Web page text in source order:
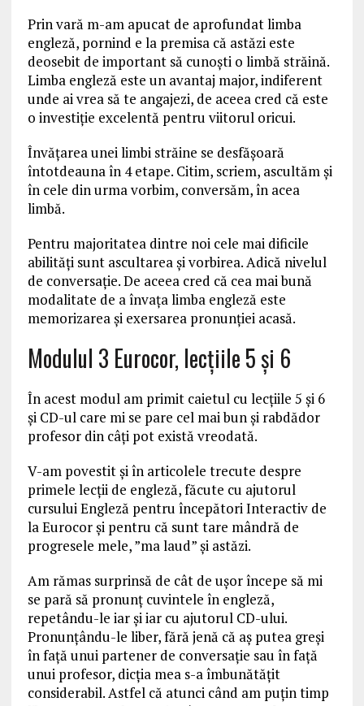
Prin vară m-am apucat de aprofundat limba
engleză, pornind e la premisa că astăzi este
deosebit de important să cunoşti o limbă străină.
Limba engleză este un avantaj major, indiferent
unde ai vrea să te angajezi, de aceea cred că este
o investiţie excelentă pentru viitorul oricui.
Învăţarea unei limbi străine se desfăşoară
întotdeauna în 4 etape. Citim, scriem, ascultăm şi
în cele din urma vorbim, conversăm, în acea
limbă.
Pentru majoritatea dintre noi cele mai dificile
abilităţi sunt ascultarea şi vorbirea. Adică nivelul
de conversaţie. De aceea cred că cea mai bună
modalitate de a învaţa limba engleză este
memorizarea şi exersarea pronunţiei acasă.
Modulul 3 Eurocor, lecţiile 5 şi 6
În acest modul am primit caietul cu lecţiile 5 şi 6
şi CD-ul care mi se pare cel mai bun şi rabdădor
profesor din câţi pot există vreodată.
V-am povestit şi în articolele trecute despre
primele lecţii de engleză, făcute cu ajutorul
cursului Engleză pentru începători Interactiv de
la Eurocor şi pentru că sunt tare mândră de
progresele mele, ”ma laud” și astăzi.
Am rămas surprinsă de cât de uşor începe să mi
se pară să pronunţ cuvintele în engleză,
repetându-le iar şi iar cu ajutorul CD-ului.
Pronunţându-le liber, fără jenă că aş putea greşi
în faţă unui partener de conversaţie sau în faţă
unui profesor, dicţia mea s-a îmbunătăţit
considerabil. Astfel că atunci când am puţin timp